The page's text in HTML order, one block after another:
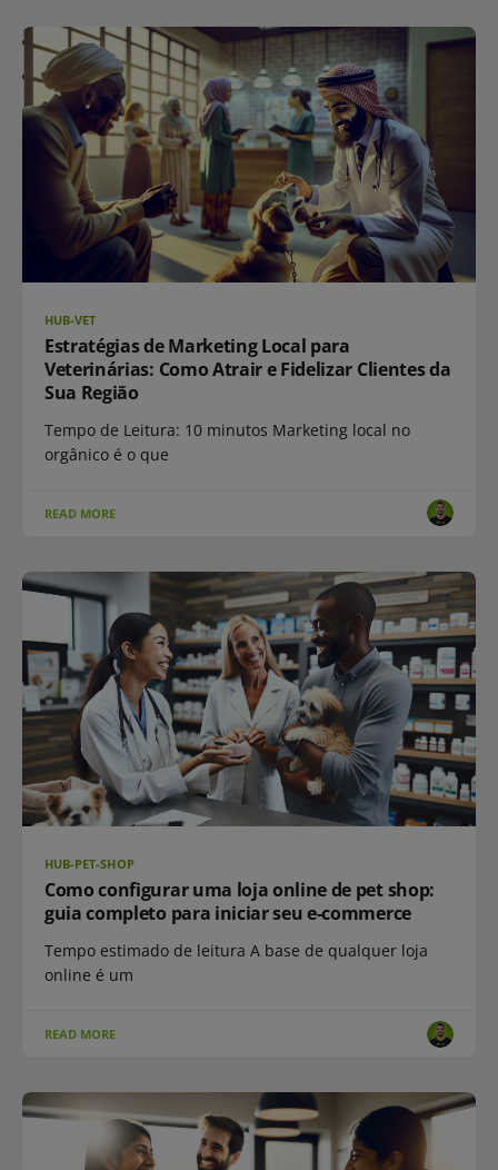
HUB-VET
Estratégias de Marketing Local para
Veterinárias: Como Atrair e Fidelizar Clientes da
Sua Região
Tempo de Leitura: 10 minutos Marketing local no
orgânico é o que
READ MORE
HUB-PET-SHOP
Como configurar uma loja online de pet shop:
guia completo para iniciar seu e-commerce
Tempo estimado de leitura A base de qualquer loja
online é um
READ MORE